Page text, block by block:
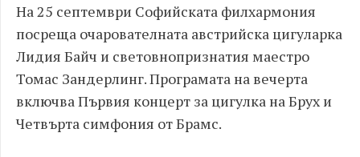
На 25 септември Софийската филхармония
посреща очарователната австрийска цигуларка
Лидия Байч и световнопризнатия маестро
Томас Зандерлинг. Програмата на вечерта
включва Първия концерт за цигулка на Брух и
Четвърта симфония от Брамс.